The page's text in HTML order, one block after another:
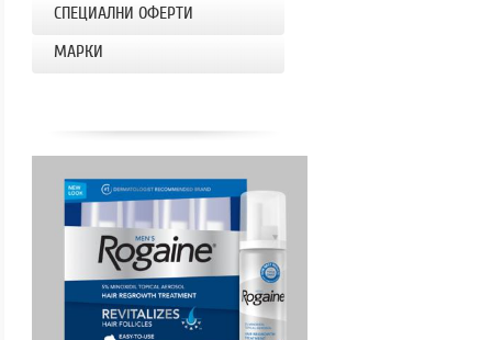
СПЕЦИАЛНИ ОФЕРТИ
МАРКИ